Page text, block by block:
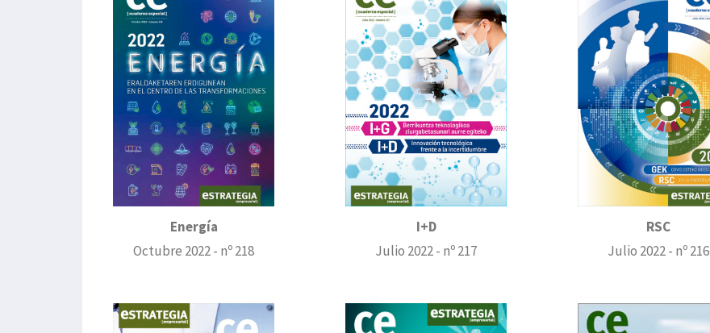
Energía
Octubre 2022 - nº 218
I+D
Julio 2022 - nº 217
RSC
Julio 2022 - nº 216